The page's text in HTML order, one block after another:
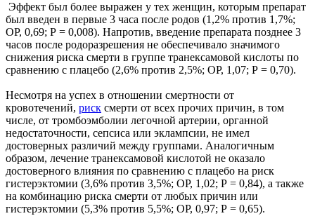
Эффект был более выражен у тех женщин, которым препарат
был введен в первые 3 часа после родов (1,2% против 1,7%;
ОР, 0,69; P = 0,008). Напротив, введение препарата позднее 3
часов после родоразрешения не обеспечивало значимого
снижения риска смерти в группе транексамовой кислоты по
сравнению с плацебо (2,6% против 2,5%; ОР, 1,07; P = 0,70).
Несмотря на успех в отношении смертности от
кровотечений, риск смерти от всех прочих причин, в том
числе, от тромбоэмболии легочной артерии, органной
недостаточности, сепсиса или эклампсии, не имел
достоверных различий между группами. Аналогичным
образом, лечение транексамовой кислотой не оказало
достоверного влияния по сравнению с плацебо на риск
гистерэктомии (3,6% против 3,5%; ОР, 1,02; P = 0,84), а также
на комбинацию риска смерти от любых причин или
гистерэктомии (5,3% против 5,5%; ОР, 0,97; P = 0,65).